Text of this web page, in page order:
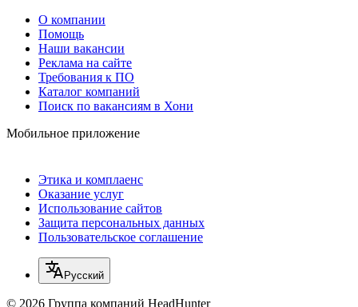
О компании
Помощь
Наши вакансии
Реклама на сайте
Требования к ПО
Каталог компаний
Поиск по вакансиям в Хони
Мобильное приложение
Этика и комплаенс
Оказание услуг
Использование сайтов
Защита персональных данных
Пользовательское соглашение
Русский
© 2026 Группа компаний HeadHunter